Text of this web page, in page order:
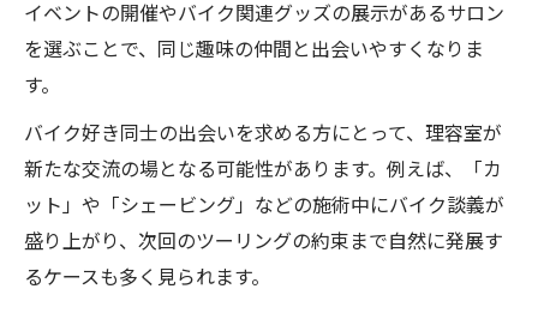
理容室の技術でバイクに似合うスタイル提
バイク好きのための理容室選び徹底ガイド
理容室選びで注目すべきポイントを紹介
理容室の料金やサービス比較のコツとは
理容室でバイク好きが重視する条件を解説
イベントの開催やバイク関連グッズの展示があるサロン
を選ぶことで、同じ趣味の仲間と出会いやすくなりま
す。
バイク好き同士の出会いを求める方にとって、理容室が
新たな交流の場となる可能性があります。例えば、「カ
ット」や「シェービング」などの施術中にバイク談義が
盛り上がり、次回のツーリングの約束まで自然に発展す
るケースも多く見られます。